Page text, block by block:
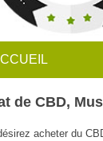
de CBD,
acheter du